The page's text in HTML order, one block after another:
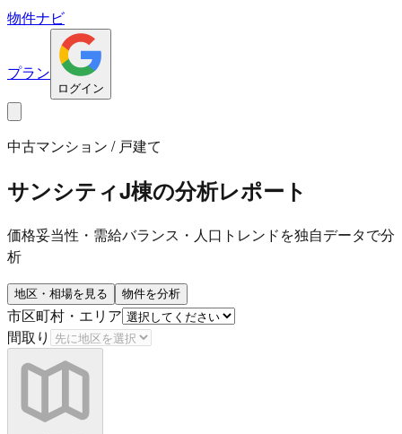
物件ナビ
プラン
ログイン
中古マンション / 戸建て
サンシティJ棟の分析レポート
価格妥当性・需給バランス・人口トレンドを独自データで分
析
地区・相場を見る 物件を分析
市区町村・エリア
間取り